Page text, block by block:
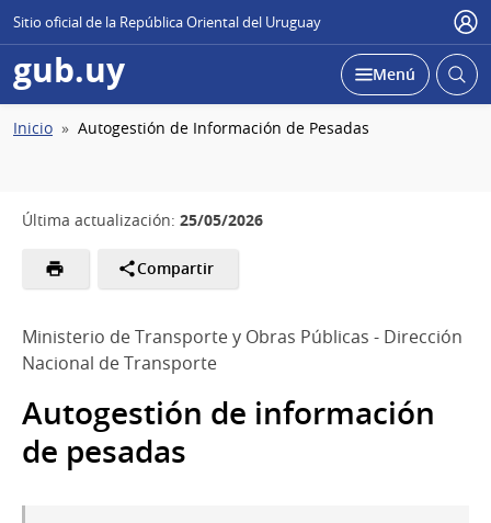
Sitio oficial de la República Oriental del Uruguay
gub.uy Desplegar
Menú Abrir
Ruta
Inicio Autogestión de Información de Pesadas
Última actualización: 25/05/2026
Compartir
Ministerio de Transporte y Obras Públicas - Dirección
Nacional de Transporte
Autogestión de información
de pesadas